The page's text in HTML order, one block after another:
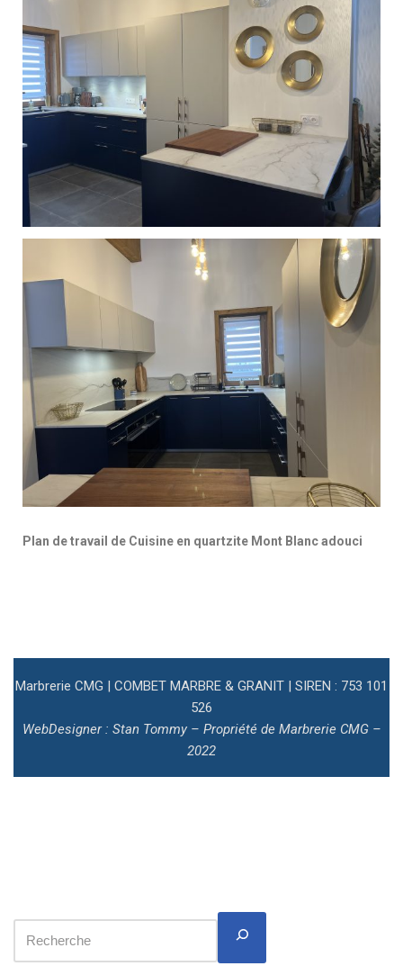
Plan de travail de Cuisine en quartzite Mont Blanc adouci
Marbrerie CMG | COMBET MARBRE & GRANIT | SIREN : 753 101
526
WebDesigner : Stan Tommy – Propriété de Marbrerie CMG –
2022